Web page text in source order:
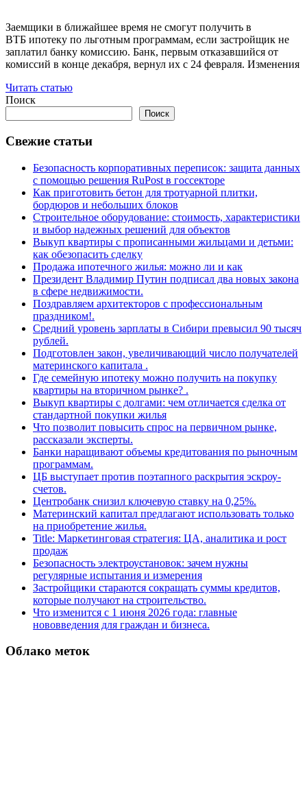
Заемщики в ближайшее время не смогут получить в
ВТБ ипотеку по льготным программам, если застройщик не
заплатил банку комиссию. Банк, первым отказавшийся от
комиссий в конце декабря, вернул их с 24 февраля. Изменения
Читать статью
Поиск
Поиск
Свежие статьи
Безопасность корпоративных переписок: защита данных
с помощью решения RuPost в госсекторе
Как приготовить бетон для тротуарной плитки,
бордюров и небольших блоков
Строительное оборудование: стоимость, характеристики
и выбор надежных решений для объектов
Выкуп квартиры с прописанными жильцами и детьми:
как обезопасить сделку
Продажа ипотечного жилья: можно ли и как
Президент Владимир Путин подписал два новых закона
в сфере недвижимости.
Поздравляем архитекторов с профессиональным
праздником!.
Средний уровень зарплаты в Сибири превысил 90 тысяч
рублей.
Подготовлен закон, увеличивающий число получателей
материнского капитала .
Где семейную ипотеку можно получить на покупку
квартиры на вторичном рынке? .
Выкуп квартиры с долгами: чем отличается сделка от
стандартной покупки жилья
Что позволит повысить спрос на первичном рынке,
рассказали эксперты.
Банки наращивают объемы кредитования по рыночным
программам.
ЦБ выступает против поэтапного раскрытия эскроу-
счетов.
Центробанк снизил ключевую ставку на 0,25%.
Материнский капитал предлагают использовать только
на приобретение жилья.
Title: Маркетинговая стратегия: ЦА, аналитика и рост
продаж
Безопасность электроустановок: зачем нужны
регулярные испытания и измерения
Застройщики стараются сокращать суммы кредитов,
которые получают на строительство.
Что изменится с 1 июня 2026 года: главные
нововведения для граждан и бизнеса.
Облако меток